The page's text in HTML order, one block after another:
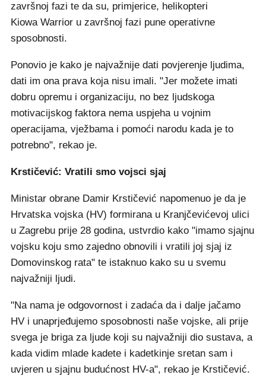
završnoj fazi te da su, primjerice, helikopteri
Kiowa Warrior u završnoj fazi pune operativne
sposobnosti.
Ponovio je kako je najvažnije dati povjerenje ljudima,
dati im ona prava koja nisu imali. "Jer možete imati
dobru opremu i organizaciju, no bez ljudskoga
motivacijskog faktora nema uspjeha u vojnim
operacijama, vježbama i pomoći narodu kada je to
potrebno", rekao je.
Krstičević: Vratili smo vojsci sjaj
Ministar obrane Damir Krstičević napomenuo je da je
Hrvatska vojska (HV) formirana u Kranjčevićevoj ulici
u Zagrebu prije 28 godina, ustvrdio kako "imamo sjajnu
vojsku koju smo zajedno obnovili i vratili joj sjaj iz
Domovinskog rata" te istaknuo kako su u svemu
najvažniji ljudi.
"Na nama je odgovornost i zadaća da i dalje jačamo
HV i unaprjeđujemo sposobnosti naše vojske, ali prije
svega je briga za ljude koji su najvažniji dio sustava, a
kada vidim mlade kadete i kadetkinje sretan sam i
uvjeren u sjajnu budućnost HV-a", rekao je Krstičević.